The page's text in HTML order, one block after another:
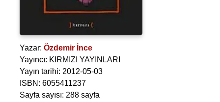
Yazar: Özdemir İnce
Yayıncı: KIRMIZI YAYINLARI
Yayın tarihi: 2012-05-03
ISBN: 6055411237
Sayfa sayısı: 288 sayfa